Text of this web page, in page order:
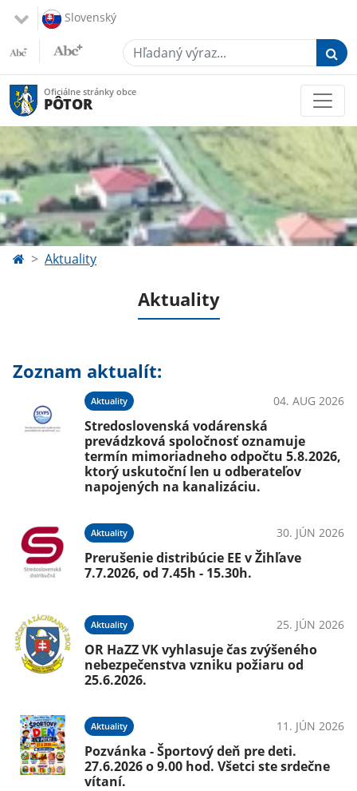
Slovenský
Hľadaný výraz...
Oficiálne stránky obce
PÔTOR
Aktuality
Aktuality
Zoznam aktualít:
Aktuality 04. AUG 2026
Stredoslovenská vodárenská
prevádzková spoločnosť oznamuje
termín mimoriadneho odpočtu 5.8.2026,
ktorý uskutoční len u odberateľov
napojených na kanalizáciu.
Aktuality 30. JÚN 2026
Prerušenie distribúcie EE v Žihľave
7.7.2026, od 7.45h - 15.30h.
Aktuality 25. JÚN 2026
OR HaZZ VK vyhlasuje čas zvýšeného
nebezpečenstva vzniku požiaru od
25.6.2026.
Aktuality 11. JÚN 2026
Pozvánka - Športový deň pre deti.
27.6.2026 o 9.00 hod. Všetci ste srdečne
vítaní.